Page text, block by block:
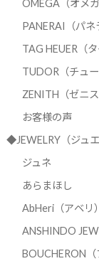
OMEGA（オメガ
PANERAI（パネ
TAG HEUER（
TUDOR（チュー
ZENITH（ゼニス
お客様の声
◆JEWELRY（ジュエ
ジュネ
あらまほし
AbHeri（アベリ）
ANSHINDO
BOUCHERON（